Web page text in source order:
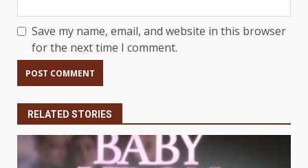
Save my name, email, and website in this browser
for the next time I comment.
RELATED STORIES